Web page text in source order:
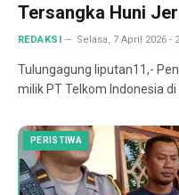
Tersangka Huni
REDAKSI Selasa, 7 April 2026 -
Tulungagung liputan11,-
milik PT Telkom Indonesia di
PERISTIWA